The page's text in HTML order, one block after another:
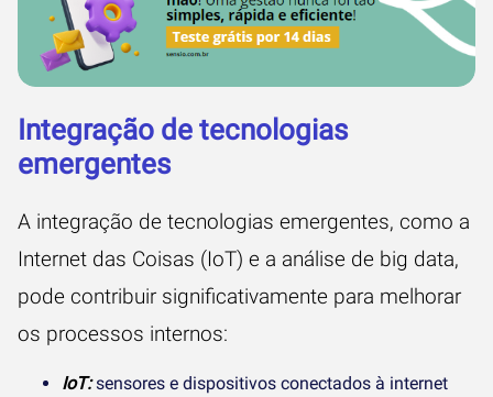
Integração de tecnologias
emergentes
A integração de tecnologias emergentes, como a
Internet das Coisas (IoT) e a análise de big data,
pode contribuir significativamente para melhorar
os processos internos:
IoT:sensores e dispositivos conectados à internet